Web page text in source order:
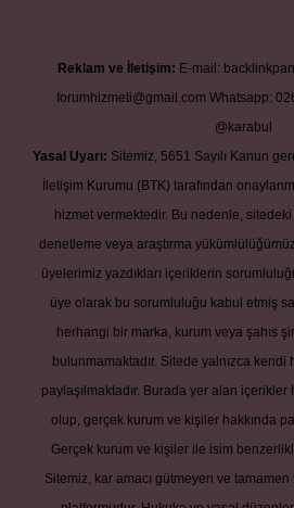
Reklam ve İletişim: E-mail:
forumhizmeti@gmail.com Whatsapp:
@karabul
Yasal Uyarı: Sitemiz, 5651 Sayılı Kanun
İletişim Kurumu (BTK) tarafından
hizmet vermektedir. Bu nedenle,
denetleme veya araştırma
üyelerimiz yazdıkları içeriklerin
üye olarak bu sorumluluğu kabul etmiş
herhangi bir marka, kurum veya şahıs
bulunmamaktadır. Sitede yalnızca kendi
paylaşılmaktadır. Burada yer alan
olup, gerçek kurum ve kişiler hakkında
Gerçek kurum ve kişiler ile isim
Sitemiz, kar amacı gütmeyen ve